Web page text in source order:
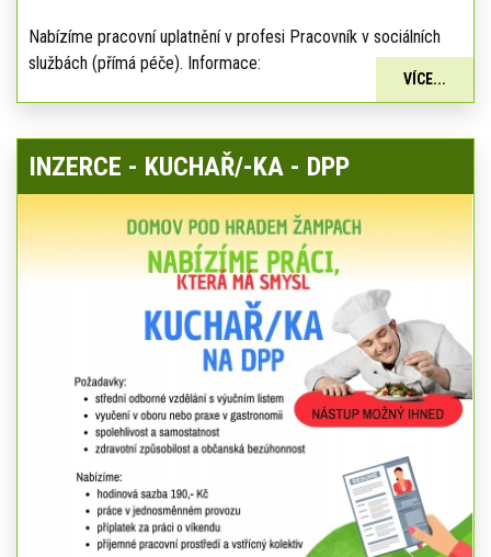
Nabízíme pracovní uplatnění v profesi Pracovník v sociálních
službách (přímá péče). Informace:
VÍCE...
INZERCE - KUCHAŘ/-KA - DPP